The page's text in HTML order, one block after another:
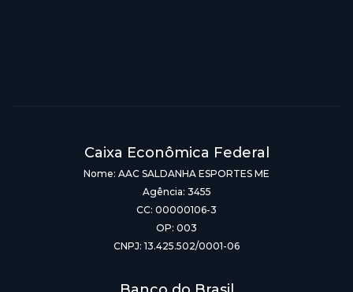
Caixa Econômica Federal
Nome: AAC SALDANHA ESPORTES ME
Agência: 3455
CC: 00000106-3
OP: 003
CNPJ: 13.425.502/0001-06